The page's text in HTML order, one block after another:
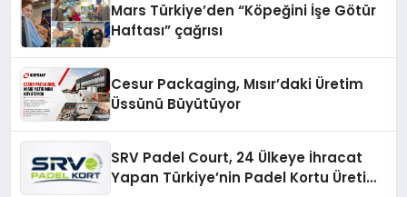
Mars Türkiye’den “Köpeğini İşe Götür
Haftası” çağrısı
Cesur Packaging, Mısır’daki Üretim
Üssünü Büyütüyor
SRV Padel Court, 24 Ülkeye İhracat
Yapan Türkiye’nin Padel Kortu Üretim